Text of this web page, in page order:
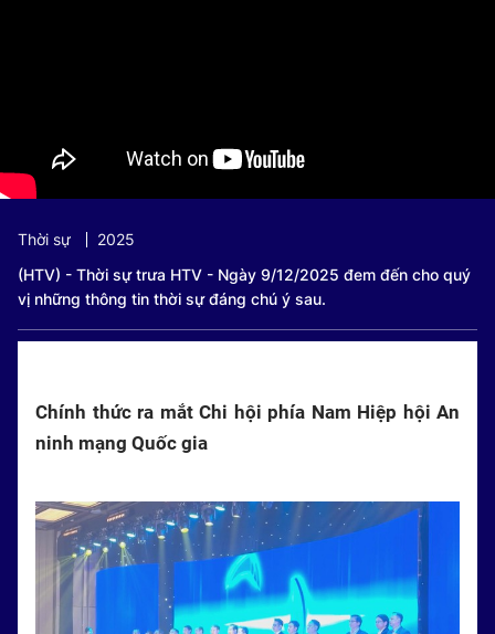
Thời sự
2025
(HTV) - Thời sự trưa HTV - Ngày 9/12/2025 đem đến cho quý
vị những thông tin thời sự đáng chú ý sau.
Chính thức ra mắt Chi hội phía Nam Hiệp hội An
ninh mạng Quốc gia